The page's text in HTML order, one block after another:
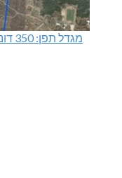
מגדל תפן: 350 דונם במתחם חדש